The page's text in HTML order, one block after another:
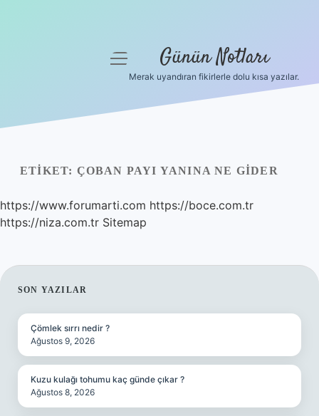
Yasal Uyarı
Hakkımızda
menüyü
Günün Notları
Merak uyandıran fikirlerle dolu kısa yazılar.
ETIKET: ÇOBAN PAYI YANINA NE GIDER
https://www.forumarti.com https://boce.com.tr
https://niza.com.tr Sitemap
SIDEBAR
SON YAZILAR
Çömlek sırrı nedir ?
Ağustos 9, 2026
Kuzu kulağı tohumu kaç günde çıkar ?
Ağustos 8, 2026